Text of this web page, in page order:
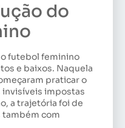
do
o futebol feminino
e baixos. Naquela
praticar o
invisíveis impostas
a trajetória foi de
também com